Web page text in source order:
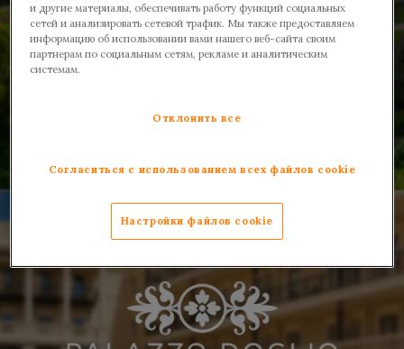
Fiuggi ‧ 50 min from Rome
и другие материалы, обеспечивать работу функций социальных
сетей и анализировать сетевой трафик. Мы также предоставляем
информацию об использовании вами нашего веб-сайта своим
партнерам по социальным сетям, рекламе и аналитическим
системам.
Отклонить все
Согласиться с использованием всех файлов cookie
Настройки файлов cookie